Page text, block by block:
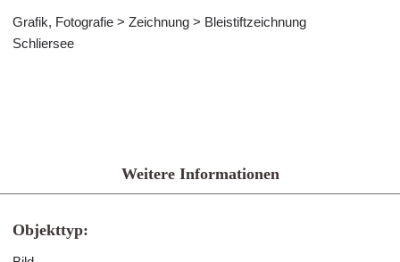
Grafik, Fotografie > Zeichnung > Bleistiftzeichnung
Schliersee
Weitere Informationen
Objekttyp: